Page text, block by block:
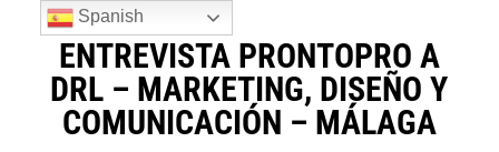
ENTREVISTA PRONTOPRO A
DRL – MARKETING, DISEÑO Y
COMUNICACIÓN – MÁLAGA
Spanish